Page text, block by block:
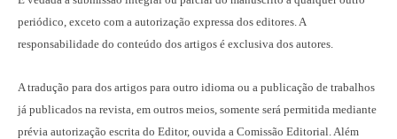
periódico, exceto com a autorização expressa dos editores. A
responsabilidade do conteúdo dos artigos é exclusiva dos autores.
A tradução para dos artigos para outro idioma ou a publicação de trabalhos
já publicados na revista , em outros meios, somente será permitida mediante
prévia autorização escrita do Editor, ouvida a Comissão Editorial. Além